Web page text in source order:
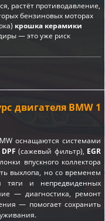
растёт противодавление,
бензиновых моторах
крошка керамики
— это уже риск
двигателя BMW 1
оснащаются системами
DPF (сажевый фильтр), EGR
впускного коллектора
выхлопа, но со временем
тяги и непредвиденных
— диагностика, ремонт
— помогает сохранить